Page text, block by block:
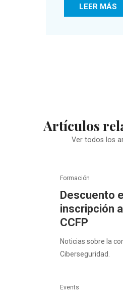
LEER MÁS
Artículos
Ver todos los
Formación
Descuento
inscripción
CCFP
Noticias sobre la
Ciberseguridad.
Events